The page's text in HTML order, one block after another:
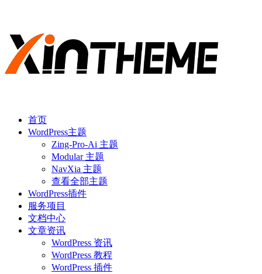
首页
WordPress主题
Zing-Pro-Ai 主题
Modular 主题
NavXia 主题
查看全部主题
WordPress插件
服务项目
文档中心
文章资讯
WordPress 资讯
WordPress 教程
WordPress 插件